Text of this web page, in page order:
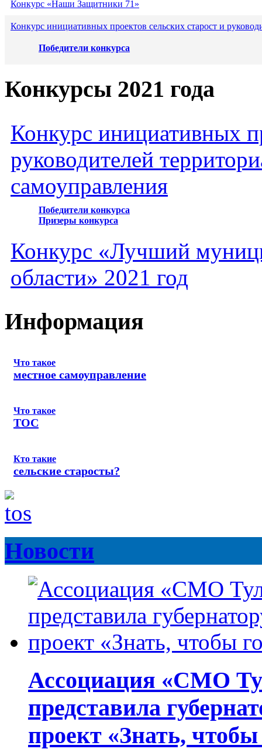
Конкурс «Наши Защитники 71»
Конкурс инициативных проектов сельских старост и
Победители конкурса
Конкурсы 2021 года
Конкурс инициативных
руководителей
самоуправления
Победители конкурса
Призеры конкурса
Конкурс «Лучший
области» 2021 год
Информация
Что такое
местное самоуправление
Что такое
ТОС
Кто такие
сельские старосты?
Новости
Ассоциация «СМО
представила
проект «Знать,